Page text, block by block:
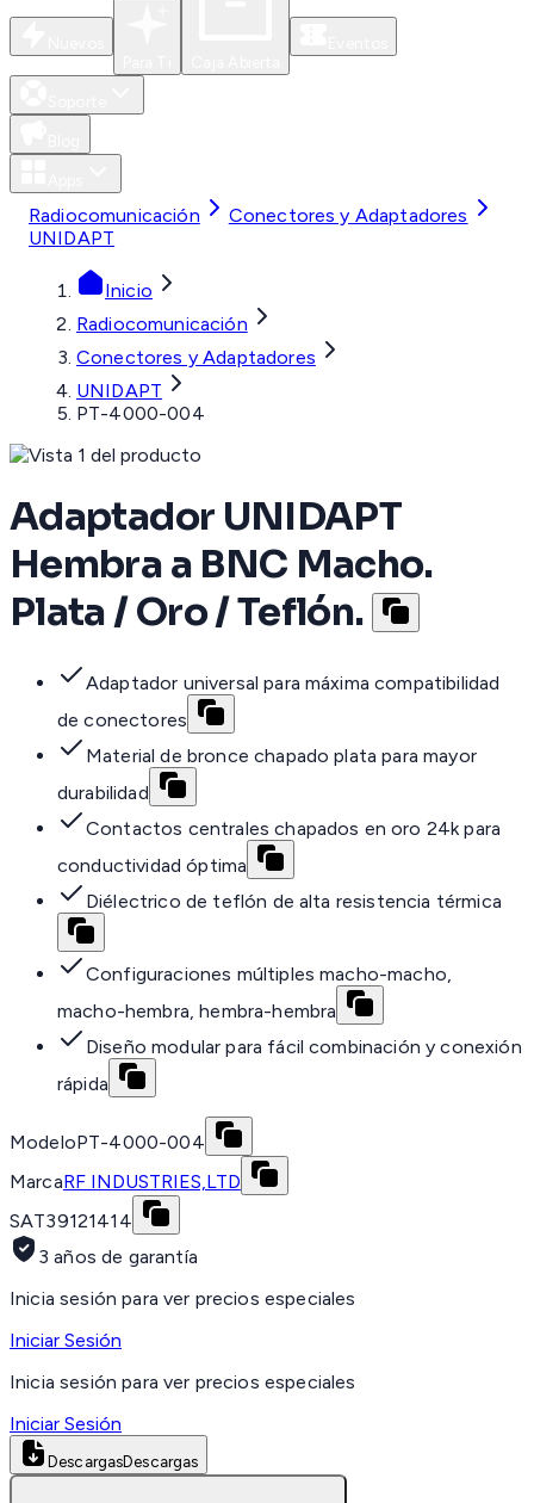
Radiocomunicación
Conectores y Adaptadores
UNIDAPT
Inicio
Radiocomunicación
Conectores y Adaptadores
UNIDAPT
PT-4000-004
Adaptador UNIDAPT
Hembra a BNC Macho.
Plata / Oro / Teflón.
Adaptador universal para máxima compatibilidad
de conectores
Material de bronce chapado plata para mayor
durabilidad
Contactos centrales chapados en oro 24k para
conductividad óptima
Diélectrico de teflón de alta resistencia térmica
Configuraciones múltiples macho-macho,
macho-hembra, hembra-hembra
Diseño modular para fácil combinación y conexión
rápida
ModeloPT-4000-004
MarcaRF INDUSTRIES,LTD
SAT39121414
3 años de garantía
Inicia sesión para ver precios especiales
Iniciar Sesión
Inicia sesión para ver precios especiales
Iniciar Sesión
DescargasDescargas